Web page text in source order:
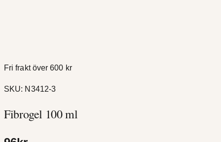
Fri frakt över 600 kr
SKU: N3412-3
Fibrogel 100 ml